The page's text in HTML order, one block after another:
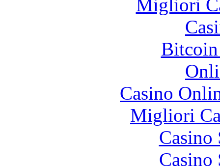
Migliori
Casino
Migliori
Casino
Casino